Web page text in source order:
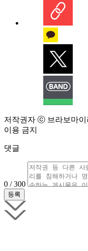
저작권자 ⓒ 브라보마이
이용 금지
댓글
0 / 300